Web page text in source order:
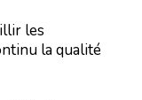
les
la qualité